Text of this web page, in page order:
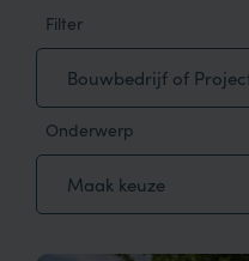
Filter
Onderwerp
Bouwbedrijf of
Maak keuze